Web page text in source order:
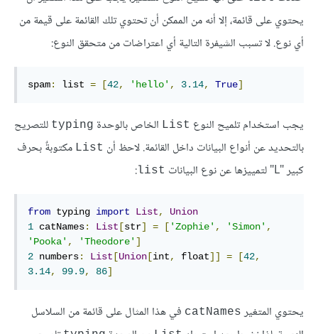
يحتوي على قائمة، إلا أنه من الممكن أن تحتوي تلك القائمة على قيمة من
أي نوع. لا تسبب الشيفرة التالية أي اعتراضات من متحقق النوع:
spam: list = [42, 'hello' , 3.14, True]
يجب استخدام تلميح النوع List الخاص بالوحدة typing للتصريح
بالتحديد عن أنواع البيانات داخل القائمة. لاحظ أن List مكتوبةٌ بحرف
كبير "L" لتمييزها عن نوع البيانات
list
:
from typing import List,
Union
1 catNames: List [str] = [ 'Zophie' , 'Simon' ,
'Pooka' , 'Theodore' ]
2 numbers: List [Union [int, float]] = [42,
3.14, 99.9, 86]
يحتوي المتغير catNames في هذا المثال على قائمة من السلاسل